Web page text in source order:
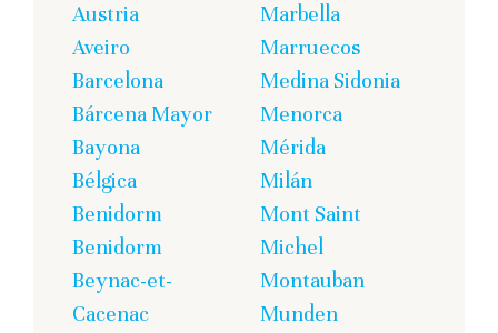
Austria
Aveiro
Barcelona
Bárcena Mayor
Bayona
Bélgica
Benidorm
Benidorm
Beynac-et-
Cacenac
Marbella
Marruecos
Medina Sidonia
Menorca
Mérida
Milán
Mont Saint
Michel
Montauban
Munden